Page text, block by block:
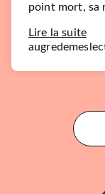
point mort, sa
Lire la suite